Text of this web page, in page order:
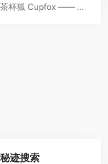
茶杯狐 Cupfox —— 中国最大的...
秘迹搜索